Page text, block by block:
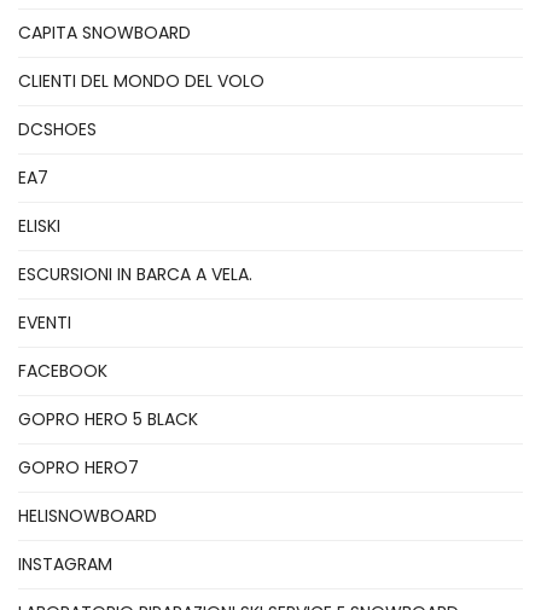
CAPITA SNOWBOARD
CLIENTI DEL MONDO DEL VOLO
DCSHOES
EA7
ELISKI
ESCURSIONI IN BARCA A VELA.
EVENTI
FACEBOOK
GOPRO HERO 5 BLACK
GOPRO HERO7
HELISNOWBOARD
INSTAGRAM